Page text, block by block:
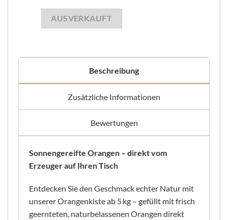
AUSVERKAUFT
Beschreibung
Zusätzliche Informationen
Bewertungen
Sonnengereifte Orangen – direkt vom
Erzeuger auf Ihren Tisch
Entdecken Sie den Geschmack echter Natur mit
unserer Orangenkiste ab 5 kg – gefüllt mit frisch
geernteten, naturbelassenen Orangen direkt